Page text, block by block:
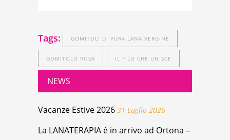
Tags: GOMITOLI DI PURA LANA VERGINE
GOMITOLO ROSA IL FILO CHE UNISCE
NEWS
Vacanze Estive 2026 31 Luglio 2026
La LANATERAPIA è in arrivo ad Ortona –